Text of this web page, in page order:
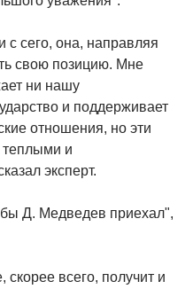
с сего, она, направляя
свою позицию. Мне
ни нашу
и поддерживает
отношения, но эти
теплыми и
эксперт.
Д. Медведев приехал",
скорее всего, получит и